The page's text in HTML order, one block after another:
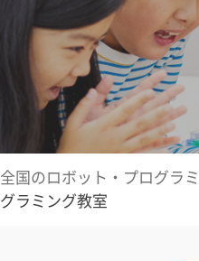
全国のロボット・プログラ
グラミング教室